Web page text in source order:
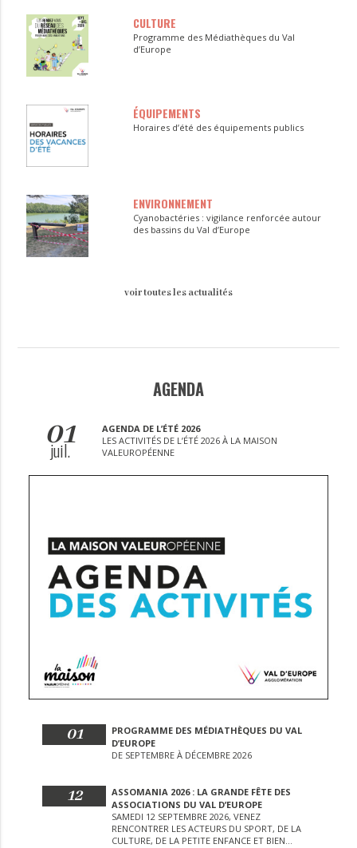
CULTURE
Programme des Médiathèques du Val
d’Europe
ÉQUIPEMENTS
Horaires d’été des équipements publics
ENVIRONNEMENT
Cyanobactéries : vigilance renforcée autour
des bassins du Val d’Europe
voir toutes les actualités
AGENDA
01
juil.
AGENDA DE L’ÉTÉ 2026
LES ACTIVITÉS DE L’ÉTÉ 2026 À LA MAISON
VALEUROPÉENNE
01
PROGRAMME DES MÉDIATHÈQUES DU VAL
D’EUROPE
DE SEPTEMBRE À DÉCEMBRE 2026
12
ASSOMANIA 2026 : LA GRANDE FÊTE DES
ASSOCIATIONS DU VAL D’EUROPE
SAMEDI 12 SEPTEMBRE 2026, VENEZ
RENCONTRER LES ACTEURS DU SPORT, DE LA
CULTURE, DE LA PETITE ENFANCE ET BIEN